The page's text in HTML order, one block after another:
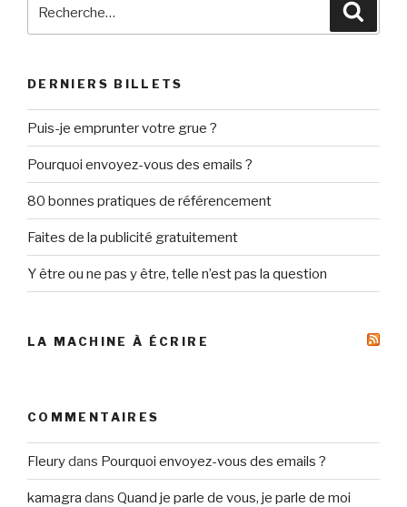
DERNIERS BILLETS
Puis-je emprunter votre grue ?
Pourquoi envoyez-vous des emails ?
80 bonnes pratiques de référencement
Faites de la publicité gratuitement
Y être ou ne pas y être, telle n’est pas la question
LA MACHINE À ÉCRIRE
COMMENTAIRES
Fleurydans Pourquoi envoyez-vous des emails ?
kamagra dans Quand je parle de vous, je parle de moi